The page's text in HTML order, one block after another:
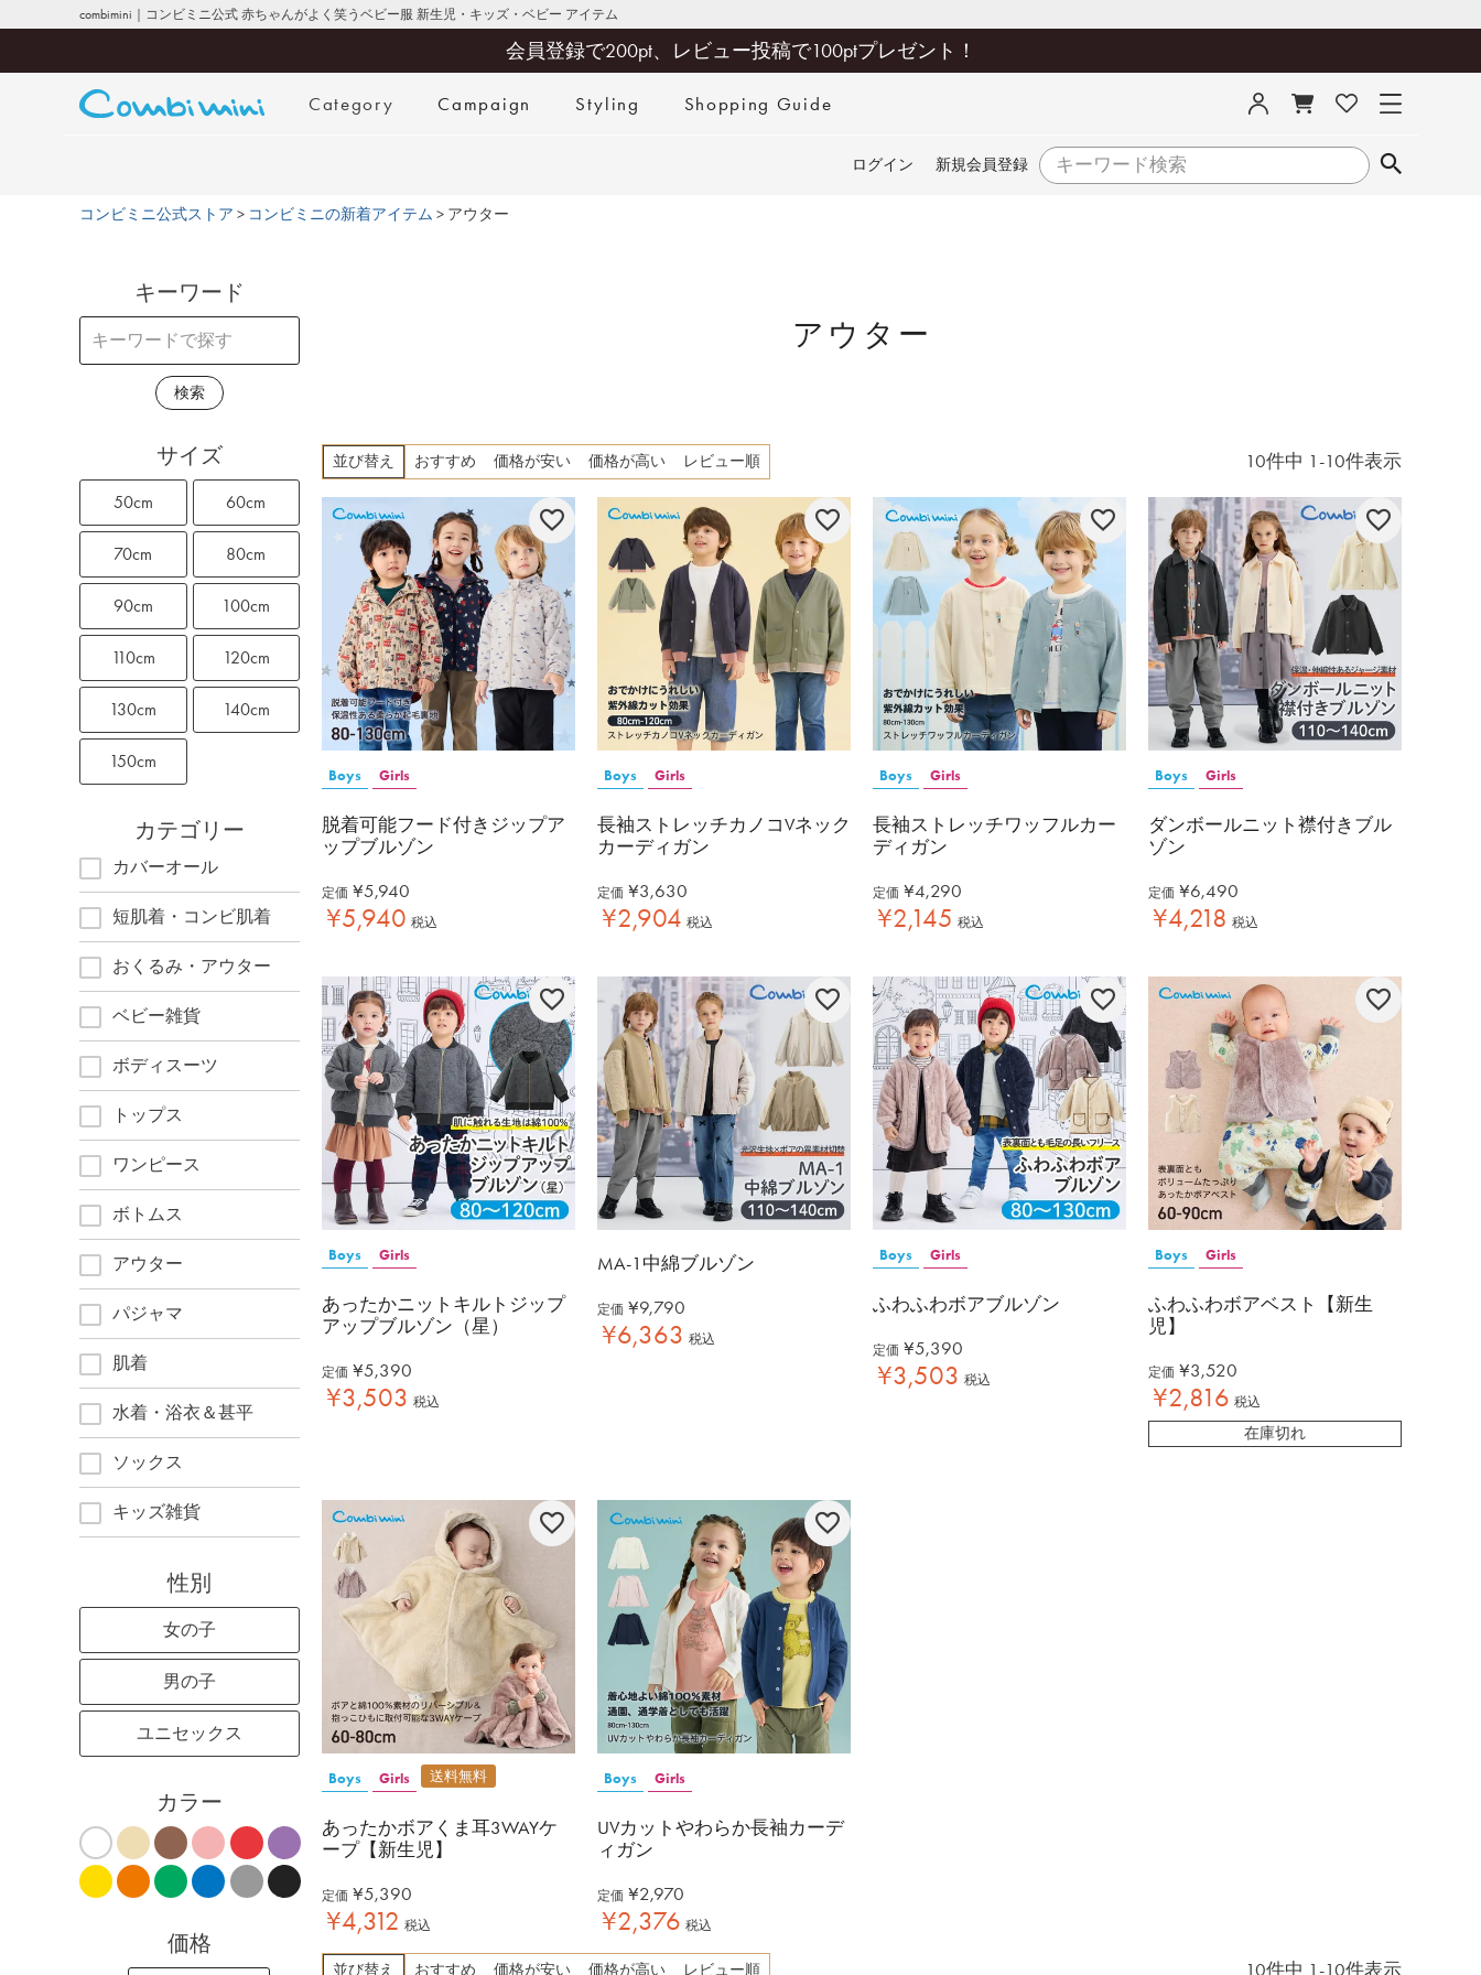
combimini｜コンビミニ公式 赤ちゃんがよく笑うベビー服 新生児・キッズ・ベビー アイテム
会員登録で200pt、レビュー投稿で100ptプレゼント！
Category Campaign Styling Shopping Guide
ログイン 新規会員登録
検索
コンビミニ公式ストア コンビミニの新着アイテム アウター
キーワード
検索
サイズ
50cm 60cm
70cm 80cm
90cm 100cm
110cm 120cm
130cm 140cm
150cm
カテゴリー
カバーオール
短肌着・コンビ肌着
おくるみ・アウター
ベビー雑貨
ボディスーツ
トップス
ワンピース
ボトムス
アウター
パジャマ
肌着
水着・浴衣＆甚平
ソックス
キッズ雑貨
性別
女の子
男の子
ユニセックス
カラー
価格
アウター
並び替え おすすめ 価格が安い 価格が高い レビュー順 10件中 1 -10件表示
Boys Girls
脱着可能フード付きジップア
ップブルゾン
定価 ¥5,940
¥5,940 税込
Boys Girls
長袖ストレッチカノコVネック
カーディガン
定価 ¥3,630
¥2,904 税込
Boys Girls
長袖ストレッチワッフルカー
ディガン
定価 ¥4,290
¥2,145 税込
Boys Girls
ダンボールニット襟付きブル
ゾン
定価 ¥6,490
¥4,218 税込
Boys Girls
あったかニットキルトジップ
アップブルゾン（星）
定価 ¥5,390
¥3,503 税込
MA-1中綿ブルゾン
定価 ¥9,790
¥6,363 税込
Boys Girls
ふわふわボアブルゾン
定価 ¥5,390
¥3,503 税込
Boys Girls
ふわふわボアベスト【新生
児】
定価 ¥3,520
¥2,816 税込
在庫切れ
Boys Girls 送料無料
あったかボアくま耳3WAYケ
ープ【新生児】
定価 ¥5,390
¥4,312 税込
Boys Girls
UVカットやわらか長袖カーデ
ィガン
定価 ¥2,970
¥2,376 税込
並び替え おすすめ 価格が安い 価格が高い レビュー順 10件中 1 -10件表示